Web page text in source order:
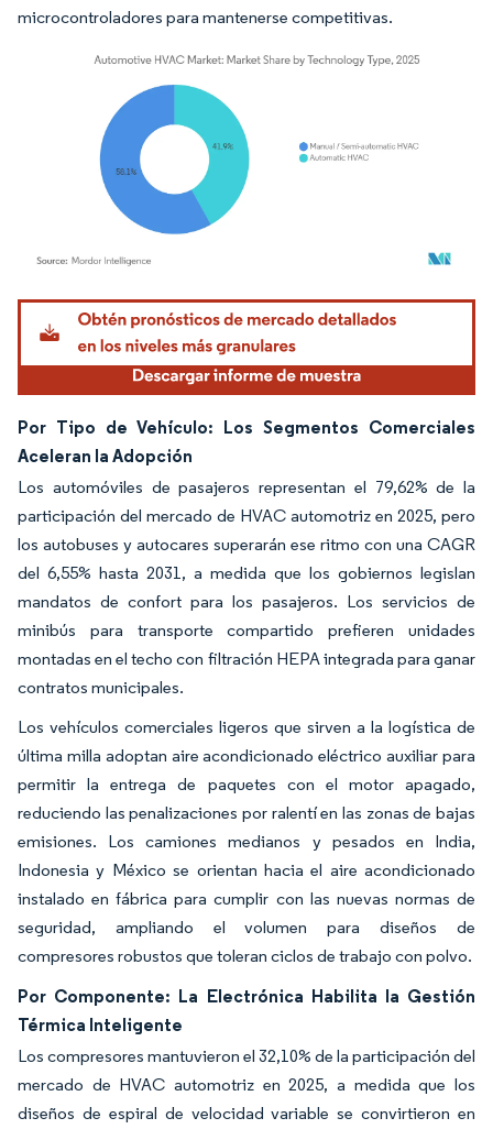
microcontroladores para mantenerse competitivas.
Imagen © Mordor Intelligence. El uso requiere atribución según CC BY 4.0.
Por Tipo de Vehículo: Los Segmentos Comerciales
Aceleran la Adopción
Los automóviles de pasajeros representan el 79,62% de la
participación del mercado de HVAC automotriz en 2025, pero
los autobuses y autocares superarán ese ritmo con una CAGR
del 6,55% hasta 2031, a medida que los gobiernos legislan
mandatos de confort para los pasajeros. Los servicios de
minibús para transporte compartido prefieren unidades
montadas en el techo con filtración HEPA integrada para ganar
contratos municipales.
Los vehículos comerciales ligeros que sirven a la logística de
última milla adoptan aire acondicionado eléctrico auxiliar para
permitir la entrega de paquetes con el motor apagado,
reduciendo las penalizaciones por ralentí en las zonas de bajas
emisiones. Los camiones medianos y pesados en India,
Indonesia y México se orientan hacia el aire acondicionado
instalado en fábrica para cumplir con las nuevas normas de
seguridad, ampliando el volumen para diseños de
compresores robustos que toleran ciclos de trabajo con polvo.
Por Componente: La Electrónica Habilita la Gestión
Térmica Inteligente
Los compresores mantuvieron el 32,10% de la participación del
mercado de HVAC automotriz en 2025, a medida que los
diseños de espiral de velocidad variable se convirtieron en